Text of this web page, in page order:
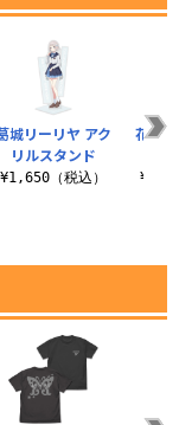
城リーリヤ アク
リルスタンド
¥1,650（税込）
花海